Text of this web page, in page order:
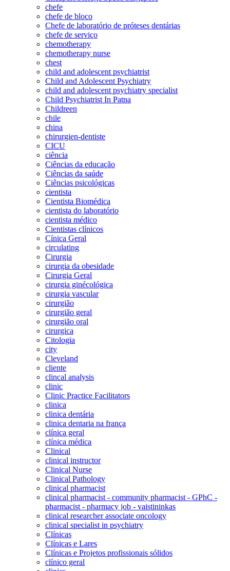
chefe
chefe de bloco
Chefe de laboratório de próteses dentárias
chefe de serviço
chemotherapy
chemotherapy nurse
chest
child and adolescent psychiatrist
Child and Adolescent Psychiatry
child and adolescent psychiatry specialist
Child Psychiatrist In Patna
Childreen
chile
china
chirurgien-dentiste
CICU
ciência
Ciências da educação
Ciências da saúde
Ciências psicológicas
cientista
Cientista Biomédica
cientista do laboratório
cientista médico
Cientistas clínicos
Cínica Geral
circulating
Cirurgia
cirurgia da obesidade
Cirurgia Geral
cirurgia ginécológica
cirurgia vascular
cirurgião
cirurgião geral
cirurgião oral
cirurgica
Citologia
city
Cleveland
cliente
clincal analysis
clinic
Clinic Practice Facilitators
clinica
clinica dentária
clinica dentaria na frança
clínica geral
clínica médica
Clinical
clinical instructor
Clinical Nurse
Clinical Pathology
clinical pharmacist
clinical pharmacist - community pharmacist - GPhC -
pharmacist - pharmacy job - vaistininkas
clinical researcher associate oncology
clinical specialist in psychiatry
Clínicas
Clínicas e Lares
Clínicas e Projetos profissionais sólidos
clínico geral